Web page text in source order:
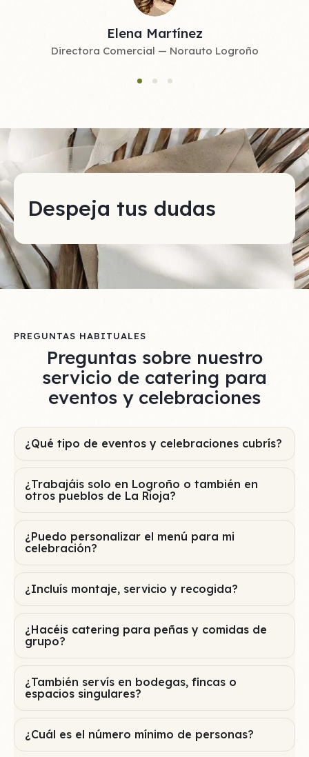
Antonio Sáenz
Presidente de la Asociación Agrícola del Valle del
Despeja tus dudas
PREGUNTAS HABITUALES
Preguntas sobre nuestro
servicio de catering para
eventos y celebraciones
¿Qué tipo de eventos y celebraciones cubrís?
¿Trabajáis solo en Logroño o también en
otros pueblos de La Rioja?
¿Puedo personalizar el menú para mi
celebración?
¿Incluís montaje, servicio y recogida?
¿Hacéis catering para peñas y comidas de
grupo?
¿También servís en bodegas, fincas o
espacios singulares?
¿Cuál es el número mínimo de personas?